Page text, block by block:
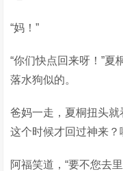
“妈！”
“你们快点回来呀！”
落水狗似的。
爸妈一走，夏桐扭头就
这个时候才回过神来？
阿福笑道，“要不您去